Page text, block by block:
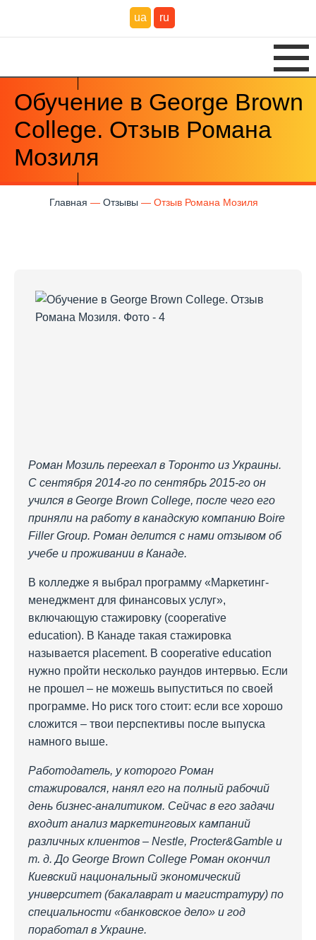
ua ru
Обучение в George Brown
College. Отзыв Романа
Мозиля
Главная Отзывы Отзыв Романа Мозиля
Роман Мозиль переехал в Торонто из Украины.
С сентября 2014-го по сентябрь 2015-го он
учился в George Brown College, после чего его
приняли на работу в канадскую компанию Boire
Filler Group. Роман делится с нами отзывом об
учебе и проживании в Канаде.
В колледже я выбрал программу «Маркетинг-
менеджмент для финансовых услуг»,
включающую стажировку (cooperative
education). В Канаде такая стажировка
называется placement. В сooperative education
нужно пройти несколько раундов интервью. Если
не прошел – не можешь выпуститься по своей
программе. Но риск того стоит: если все хорошо
сложится – твои перспективы после выпуска
намного выше.
Работодатель, у которого Роман
стажировался, нанял его на полный рабочий
день бизнес-аналитиком. Сейчас в его задачи
входит анализ маркетинговых кампаний
различных клиентов – Nestle, Procter&Gamble и
т. д. До George Brown College Роман окончил
Киевский национальный экономический
университет (бакалаврат и магистратуру) по
специальности «банковское дело» и год
поработал в Украине.